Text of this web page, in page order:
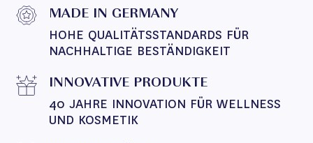
MADE IN GERMANY
HOHE QUALITÄTSSTANDARDS FÜR
NACHHALTIGE BESTÄNDIGKEIT
INNOVATIVE PRODUKTE
40 JAHRE INNOVATION FÜR WELLNESS
UND KOSMETIK